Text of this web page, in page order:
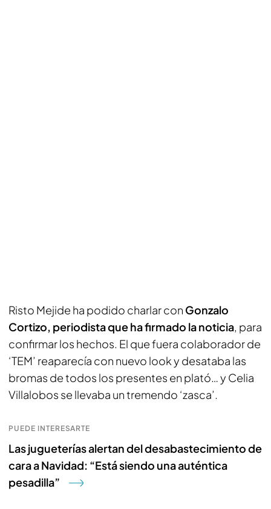
Risto Mejide ha podido charlar con Gonzalo
Cortizo, periodista que ha firmado la noticia, para
confirmar los hechos. El que fuera colaborador de
‘TEM’ reaparecía con nuevo look y desataba las
bromas de todos los presentes en plató… y Celia
Villalobos se llevaba un tremendo ‘zasca’.
PUEDE INTERESARTE
Las jugueterías alertan del desabastecimiento de
cara a Navidad: “Está siendo una auténtica
pesadilla”